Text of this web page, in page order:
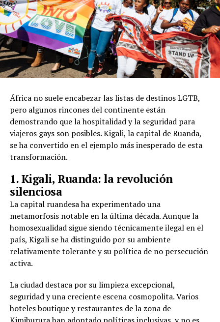
África no suele encabezar las listas de destinos LGTB,
pero algunos rincones del continente están
demostrando que la hospitalidad y la seguridad para
viajeros gays son posibles. Kigali, la capital de Ruanda,
se ha convertido en el ejemplo más inesperado de esta
transformación.
1. Kigali, Ruanda: la revolución
silenciosa
La capital ruandesa ha experimentado una
metamorfosis notable en la última década. Aunque la
homosexualidad sigue siendo técnicamente ilegal en el
país, Kigali se ha distinguido por su ambiente
relativamente tolerante y su política de no persecución
activa.
La ciudad destaca por su limpieza excepcional,
seguridad y una creciente escena cosmopolita. Varios
hoteles boutique y restaurantes de la zona de